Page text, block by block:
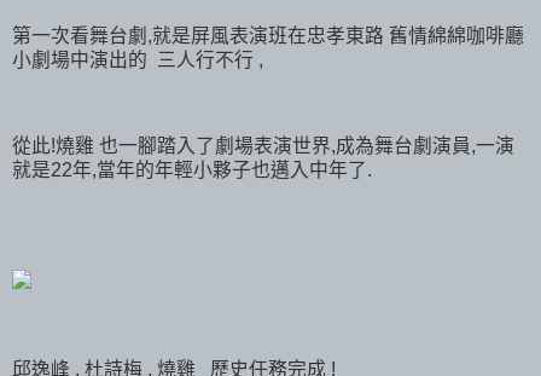
第一次看舞台劇,就是屏風表演班在忠孝東路 舊情綿綿咖啡廳
小劇場中演出的 三人行不行 ,
從此!燒雞 也一腳踏入了劇場表演世界,成為舞台劇演員,一演
就是22年,當年的年輕小夥子也邁入中年了.
邱逸峰 , 杜詩梅 , 燒雞 歷史任務完成 !